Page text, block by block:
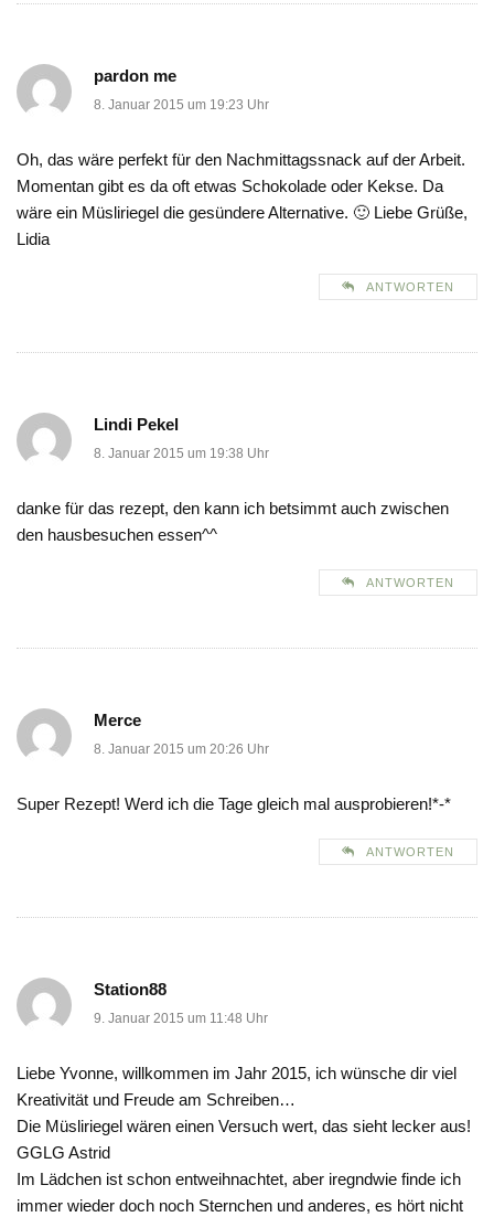
pardon me
8. Januar 2015 um 19:23 Uhr
Oh, das wäre perfekt für den Nachmittagssnack auf der Arbeit.
Momentan gibt es da oft etwas Schokolade oder Kekse. Da
wäre ein Müsliriegel die gesündere Alternative. 🙂 Liebe Grüße,
Lidia
ANTWORTEN
Lindi Pekel
8. Januar 2015 um 19:38 Uhr
danke für das rezept, den kann ich betsimmt auch zwischen
den hausbesuchen essen^^
ANTWORTEN
Merce
8. Januar 2015 um 20:26 Uhr
Super Rezept! Werd ich die Tage gleich mal ausprobieren!*-*
ANTWORTEN
Station88
9. Januar 2015 um 11:48 Uhr
Liebe Yvonne, willkommen im Jahr 2015, ich wünsche dir viel
Kreativität und Freude am Schreiben…
Die Müsliriegel wären einen Versuch wert, das sieht lecker aus!
GGLG Astrid
Im Lädchen ist schon entweihnachtet, aber iregndwie finde ich
immer wieder doch noch Sternchen und anderes, es hört nicht